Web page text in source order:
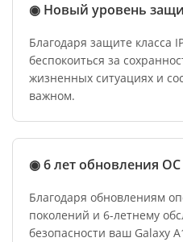
◉ Новый уровень
Благодаря защите класса
беспокоиться за
жизненных ситуациях и
важном.
◉ 6 лет обновления ОС
Благодаря обновлениям
поколений и 6-летнему
безопасности ваш Galaxy